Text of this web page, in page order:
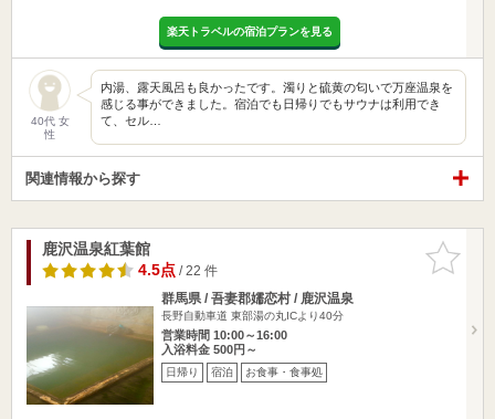
楽天トラベルの宿泊プランを見る
40代 女
性
内湯、露天風呂も良かったです。濁りと硫黄の匂いで万座温泉を
感じる事ができました。宿泊でも日帰りでもサウナは利用でき
て、セル…
関連情報から探す
お気に入
りに追加
鹿沢温泉紅葉館
4.5点/ 22 件
群馬県 / 吾妻郡嬬恋村 / 鹿沢温泉
長野自動車道 東部湯の丸ICより40分
営業時間 10:00～16:00
入浴料金 500円～
日帰り 宿泊 お食事・食事処